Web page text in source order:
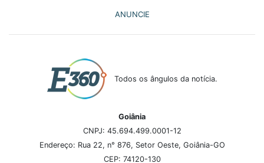
ANUNCIE
Todos os ângulos da notícia.
Goiânia
CNPJ: 45.694.499.0001-12
Endereço: Rua 22, n° 876, Setor Oeste, Goiânia-GO
CEP: 74120-130